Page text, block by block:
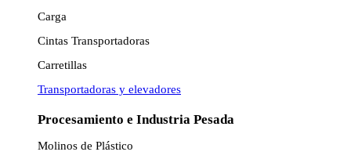
Carga
Cintas Transportadoras
Carretillas
Transportadoras y elevadores
Procesamiento e Industria Pesada
Molinos de Plástico